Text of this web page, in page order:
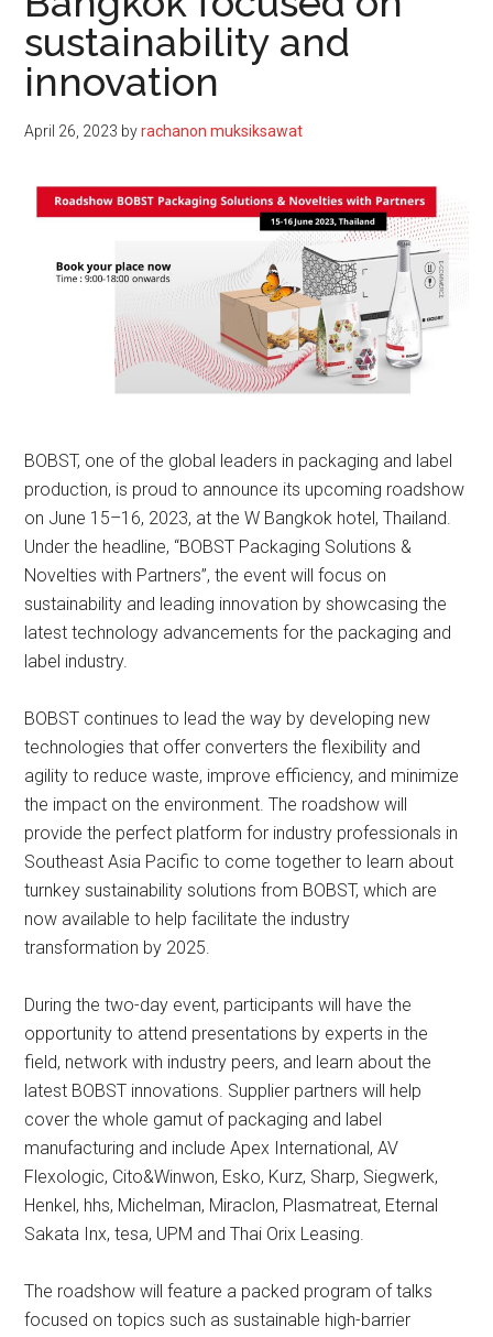
sustainability and
innovation
April 26, 2023 byrachanon muksiksawat
BOBST, one of the global leaders in packaging and label
production, is proud to announce its upcoming roadshow
on June 15–16, 2023, at the W Bangkok hotel, Thailand.
Under the headline, “BOBST Packaging Solutions &
Novelties with Partners”, the event will focus on
sustainability and leading innovation by showcasing the
latest technology advancements for the packaging and
label industry.
BOBST continues to lead the way by developing new
technologies that offer converters the flexibility and
agility to reduce waste, improve efficiency, and minimize
the impact on the environment. The roadshow will
provide the perfect platform for industry professionals in
Southeast Asia Pacific to come together to learn about
turnkey sustainability solutions from BOBST, which are
now available to help facilitate the industry
transformation by 2025.
During the two-day event, participants will have the
opportunity to attend presentations by experts in the
field, network with industry peers, and learn about the
latest BOBST innovations. Supplier partners will help
cover the whole gamut of packaging and label
manufacturing and include Apex International, AV
Flexologic, Cito&Winwon, Esko, Kurz, Sharp, Siegwerk,
Henkel, hhs, Michelman, Miraclon, Plasmatreat, Eternal
Sakata Inx, tesa, UPM and Thai Orix Leasing.
The roadshow will feature a packed program of talks
focused on topics such as sustainable high-barrier